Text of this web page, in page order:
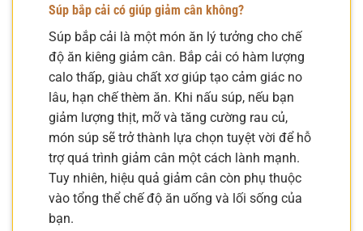
Súp bắp cải có giúp giảm cân không?
Súp bắp cải là một món ăn lý tưởng cho chế
độ ăn kiêng giảm cân. Bắp cải có hàm lượng
calo thấp, giàu chất xơ giúp tạo cảm giác no
lâu, hạn chế thèm ăn. Khi nấu súp, nếu bạn
giảm lượng thịt, mỡ và tăng cường rau củ,
món súp sẽ trở thành lựa chọn tuyệt vời để hỗ
trợ quá trình giảm cân một cách lành mạnh.
Tuy nhiên, hiệu quả giảm cân còn phụ thuộc
vào tổng thể chế độ ăn uống và lối sống của
bạn.